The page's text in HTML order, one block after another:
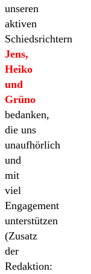
unseren
aktiven
Schiedsrichtern
Jens,
Heiko
und
Grüno
bedanken,
die uns
unaufhörlich
und
mit
viel
Engagement
unterstützen
(Zusatz
der
Redaktion: